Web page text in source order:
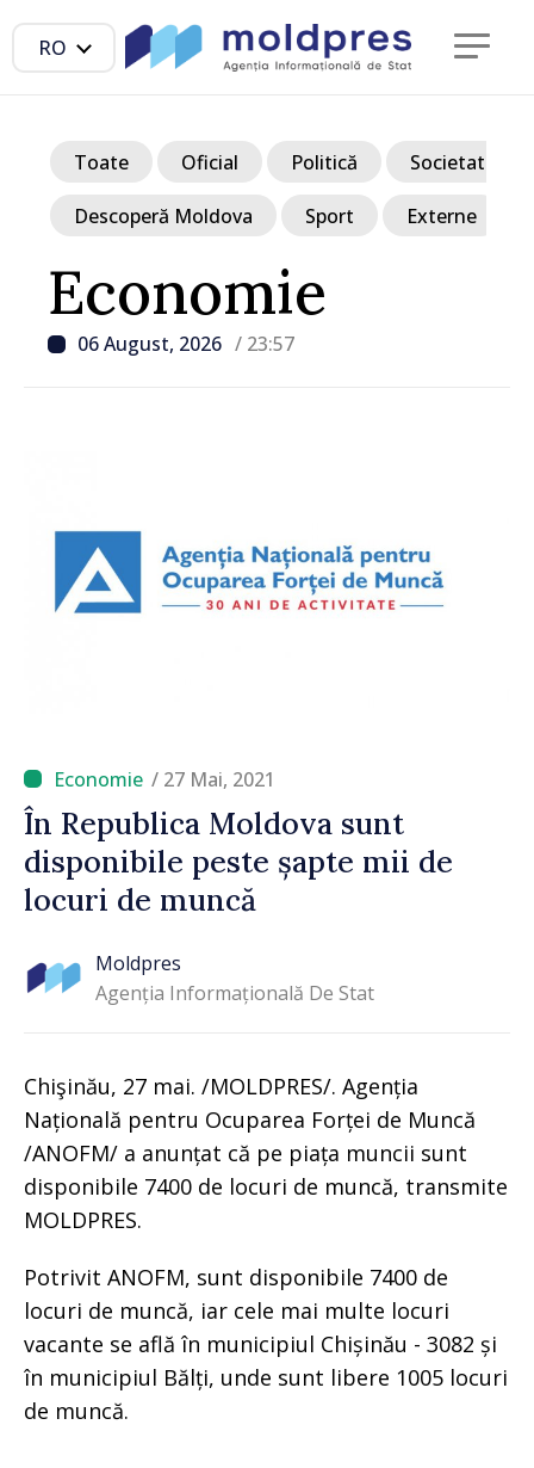
RO
Economie
06 August, 2026 / 23:57
Toate Oficial Politică Societate
Descoperă Moldova Sport Externe
/ 27 Mai, 2021
În Republica Moldova sunt
disponibile peste șapte mii de
locuri de muncă
Moldpres
Agenția Informațională De Stat
Chişinău, 27 mai. /MOLDPRES/. Agenția
Națională pentru Ocuparea Forței de Muncă
/ANOFM/ a anunțat că pe piața muncii sunt
disponibile 7400 de locuri de muncă, transmite
MOLDPRES.
Potrivit ANOFM, sunt disponibile 7400 de
locuri de muncă, iar cele mai multe locuri
vacante se află în municipiul Chișinău - 3082 și
în municipiul Bălți, unde sunt libere 1005 locuri
de muncă.